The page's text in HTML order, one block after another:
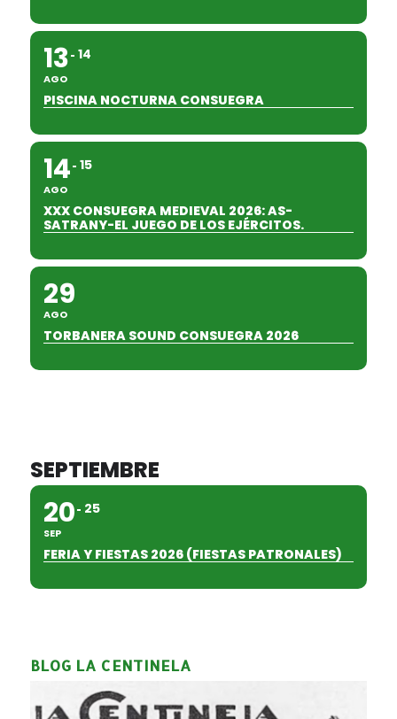
13
AGO
14
PISCINA NOCTURNA CONSUEGRA
14
AGO
15
XXX CONSUEGRA MEDIEVAL 2026: AS-
SATRANY-EL JUEGO DE LOS EJÉRCITOS.
29
AGO
TORBANERA SOUND CONSUEGRA 2026
SEPTIEMBRE
20
SEP
25
FERIA Y FIESTAS 2026 (FIESTAS PATRONALES)
BLOG LA CENTINELA